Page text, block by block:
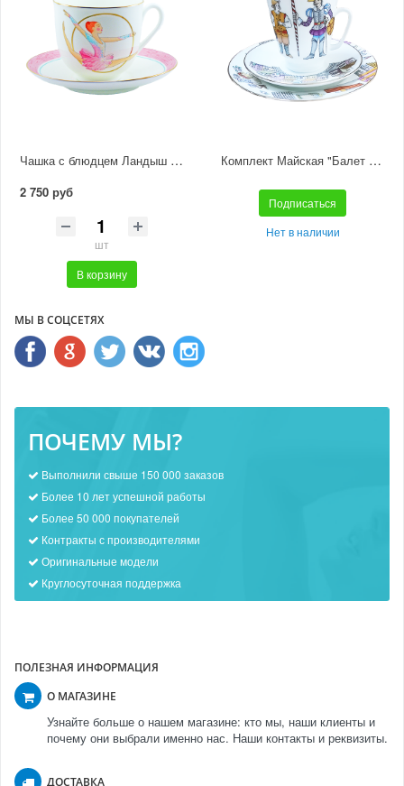
Чашка с блюдцем Ландыш "Обруч"
2 750 руб
шт
В корзину
Комплект Майская "Балет Дон Кихот" (из 3-х предметов)
Подписаться
Нет в наличии
МЫ В СОЦСЕТЯХ
ПОЧЕМУ МЫ?
Выполнили свыше 150 000 заказов
Более 10 лет успешной работы
Более 50 000 покупателей
Контракты с производителями
Оригинальные модели
Круглосуточная поддержка
ПОЛЕЗНАЯ ИНФОРМАЦИЯ
О МАГАЗИНЕ
Узнайте больше о нашем магазине: кто мы, наши клиенты и
почему они выбрали именно нас. Наши контакты и реквизиты.
ДОСТАВКА